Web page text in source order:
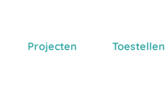
Projecten Toestellen